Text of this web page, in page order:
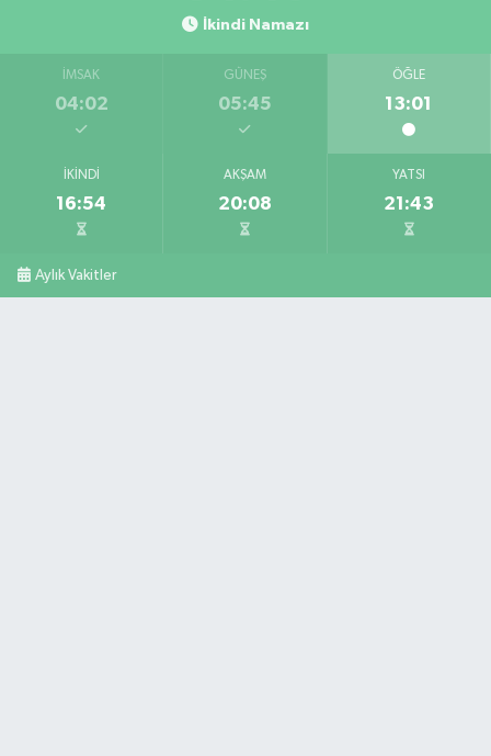
İkindi Namazı
İMSAK
04:02
GÜNEŞ
05:45
ÖĞLE
13:01
İKINDI
16:54
AKŞAM
20:08
YATSI
21:43
Aylık Vakitler